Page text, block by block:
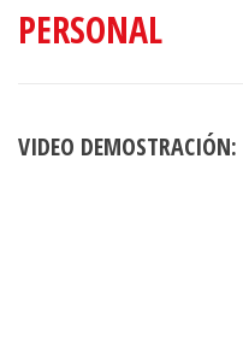
PERSONAL
VIDEO DEMOSTRACIÓN: